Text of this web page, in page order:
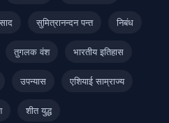
सुमित्रानन्दन पन्त निबंध
तुगलक वंश भारतीय इतिहास
उपन्यास एशियाई साम्राज्य
शीत युद्ध